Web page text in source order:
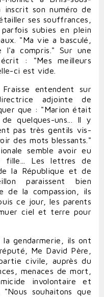
son numéro de
ses souffrances,
subies en plein
"Ma vie a basculé,
l'a compris." Sur une
: "Mes meilleurs
ci est vide.
entendent sur
adjointe de
que : "Marion était
quelques-uns... Il y
pas très gentils vis-
des mots blessants."
semble avoir eu
fille... Les lettres de
la République et de
paraissent bien
de la compassion, ils
ce jour, les parents
ciel et terre pour
gendarmerie, ils ont
Me David Père,
civile, auprès du
menaces de mort,
involontaire et
souhaitons que